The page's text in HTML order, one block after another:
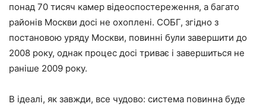
понад 70 тисяч камер відеоспостереження, а багато
районів Москви досі не охоплені. СОБГ, згідно з
постановою уряду Москви, повинні були завершити до
2008 року, однак процес досі триває і завершиться не
раніше 2009 року.
В ідеалі, як завжди, все чудово: система повинна буде